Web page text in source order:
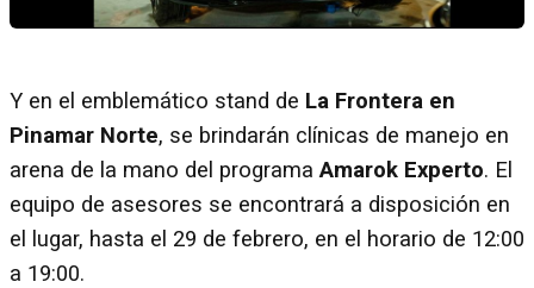
Y en el emblemático stand de La Frontera en
Pinamar Norte, se brindarán clínicas de manejo en
arena de la mano del programaAmarok Experto. El
equipo de asesores se encontrará a disposición en
el lugar, hasta el 29 de febrero, en el horario de 12:00
a 19:00.